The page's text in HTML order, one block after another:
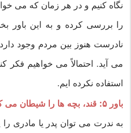
نگاه کنیم و در هر زمان که می
را بررسی کرده و به این باور
نادرست هنوز بین مردم وجود
می آید. احتمالاً می خواهیم فکر
استفاده نکرده ایم.
باور ۵: قند، بچه ها را شیطان می کند.
به ندرت می توان پدر یا مادری را